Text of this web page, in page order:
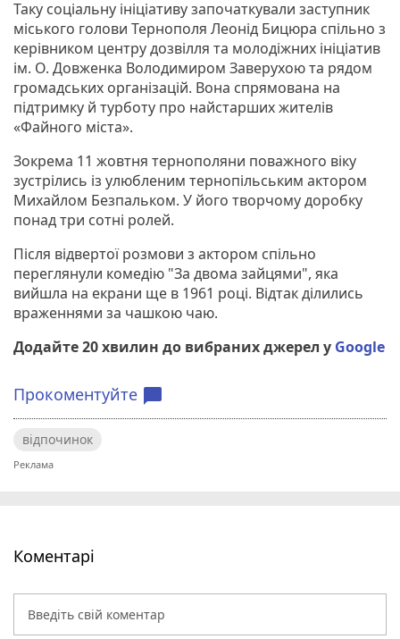
Таку соціальну ініціативу започаткували заступник
міського голови Тернополя Леонід Бицюра спільно з
керівником центру дозвілля та молодіжних ініціатив
ім. О. Довженка Володимиром Заверухою та рядом
громадських організацій. Вона спрямована на
підтримку й турботу про найстарших жителів
«Файного міста».
Зокрема 11 жовтня тернополяни поважного віку
зустрілись із улюбленим тернопільським актором
Михайлом Безпальком. У його творчому доробку
понад три сотні ролей.
Після відвертої розмови з актором спільно
переглянули комедію "За двома зайцями", яка
вийшла на екрани ще в 1961 році. Відтак ділились
враженнями за чашкою чаю.
Додайте 20 хвилин до вибраних джерел у Google
Прокоментуйте chat_bubble
відпочинок
Коментарі